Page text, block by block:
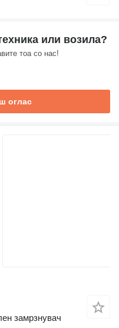
или возила?
тоа со нас!
оглас
замрзнувач